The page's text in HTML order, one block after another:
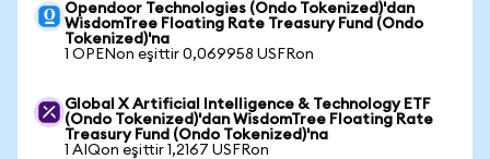
Opendoor Technologies (Ondo Tokenized)'dan
WisdomTree Floating Rate Treasury Fund (Ondo
Tokenized)'na
1 OPENon eşittir 0,069958 USFRon
Global X Artificial Intelligence & Technology ETF
(Ondo Tokenized)'dan WisdomTree Floating Rate
Treasury Fund (Ondo Tokenized)'na
1 AIQon eşittir 1,2167 USFRon